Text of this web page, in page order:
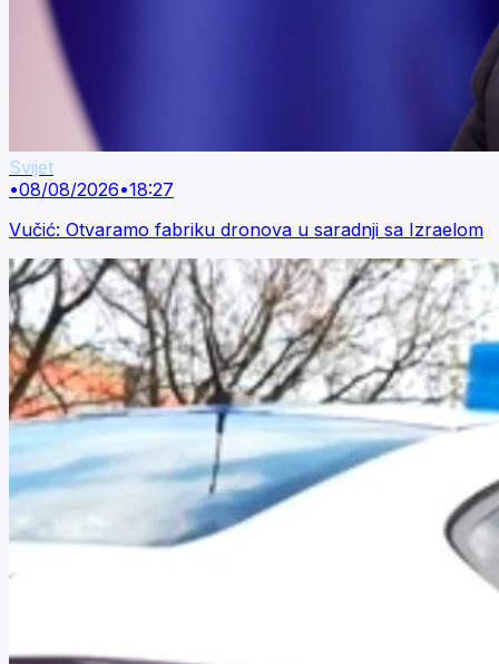
Svijet
•08/08/2026•18:27
Vučić: Otvaramo fabriku dronova u saradnji sa Izraelom